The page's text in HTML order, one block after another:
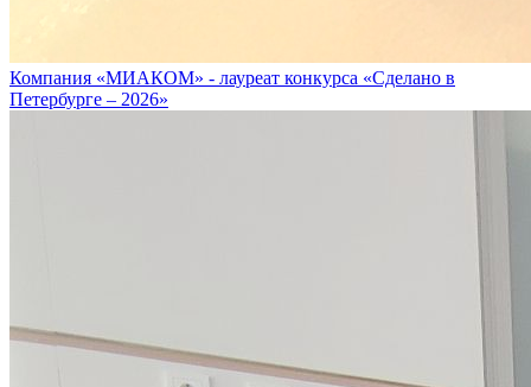
Компания «МИАКОМ» - лауреат конкурса «Сделано в
Петербурге – 2026»